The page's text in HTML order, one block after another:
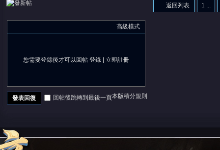
1 ...
返回列表
高級模式
您需要登錄後才可以回帖 登錄| 立即註冊
本版積分規則
發表回復 回帖後跳轉到最後一頁